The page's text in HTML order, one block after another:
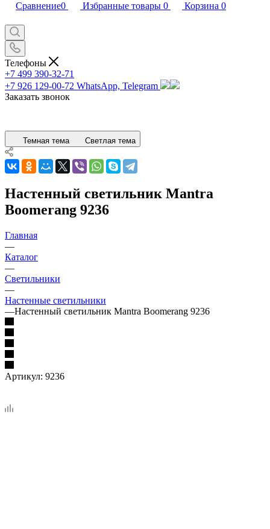
Сравнение0 Избранные товары 0 Корзина 0
Телефоны
+7 499 390-32-71
+7 926 129-00-72 WhatsApp, Telegram
Заказать звонок
Темная тема Светлая тема
Настенный светильник Mantra
Boomerang 9236
Главная
—
Каталог
—
Светильники
—
Настенные светильники
—Настенный светильник Mantra Boomerang 9236
Артикул: 9236